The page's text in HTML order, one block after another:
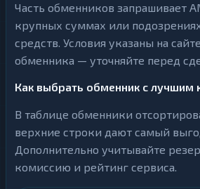
Часть обменников запрашивает
крупных суммах или
средств. Условия указаны на
обменника — уточняйте перед
Как выбрать обменник с лучшим
В таблице обменники
верхние строки дают самый
Дополнительно учитывайте
комиссию и рейтинг сервиса.